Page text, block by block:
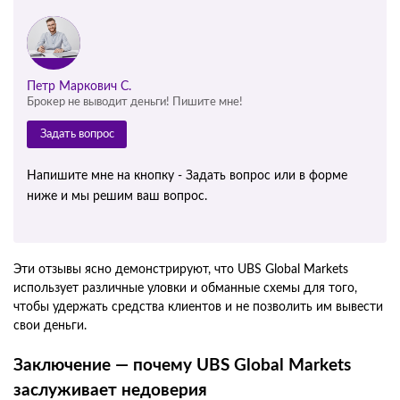
Петр Маркович С.
Брокер не выводит деньги! Пишите мне!
Задать вопрос
Напишите мне на кнопку - Задать вопрос или в форме
ниже и мы решим ваш вопрос.
Эти отзывы ясно демонстрируют, что UBS Global Markets
использует различные уловки и обманные схемы для того,
чтобы удержать средства клиентов и не позволить им вывести
свои деньги.
Заключение — почему UBS Global Markets
заслуживает недоверия